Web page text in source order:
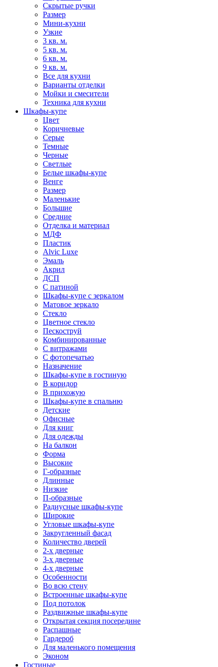
Скрытые ручки
Размер
Мини-кухни
Узкие
3 кв. м.
5 кв. м.
6 кв. м.
9 кв. м.
Все для кухни
Варианты отделки
Мойки и смесители
Техника для кухни
Шкафы-купе
Цвет
Коричневые
Серые
Темные
Черные
Светлые
Белые шкафы-купе
Венге
Размер
Маленькие
Большие
Средние
Отделка и материал
МДФ
Пластик
Alvic Luxe
Эмаль
Акрил
ДСП
С патиной
Шкафы-купе с зеркалом
Матовое зеркало
Стекло
Цветное стекло
Пескоструй
Комбинированные
С витражами
С фотопечатью
Назначение
Шкафы-купе в гостиную
В коридор
В прихожую
Шкафы-купе в спальню
Детские
Офисные
Для книг
Для одежды
На балкон
Форма
Высокие
Г-образные
Длинные
Низкие
П-образные
Радиусные шкафы-купе
Широкие
Угловые шкафы-купе
Закругленный фасад
Количество дверей
2-х дверные
3-х дверные
4-х дверные
Особенности
Во всю стену
Встроенные шкафы-купе
Под потолок
Раздвижные шкафы-купе
Открытая секция посередине
Распашные
Гардероб
Для маленького помещения
Эконом
Гостиные